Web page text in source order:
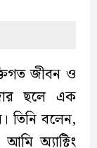
জীবন ও
ছলে এক
তিনি বলেন,
অ্যাক্টিং